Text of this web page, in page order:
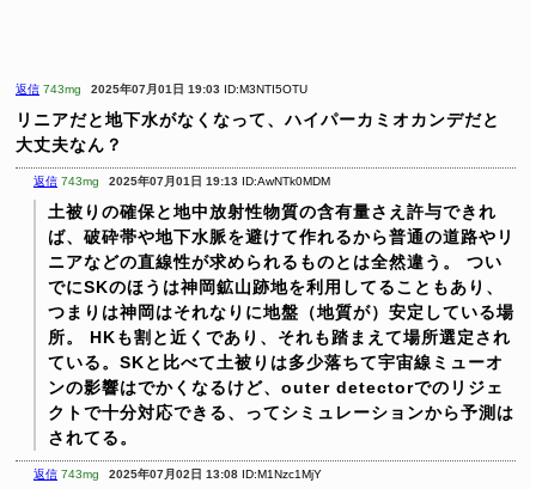
返信 743mg 2025年07月01日 19:03 ID:M3NTI5OTU
リニアだと地下水がなくなって、ハイパーカミオカンデだと
大丈夫なん？
返信 743mg 2025年07月01日 19:13 ID:AwNTk0MDM
土被りの確保と地中放射性物質の含有量さえ許与できれ
ば、破砕帯や地下水脈を避けて作れるから普通の道路やリ
ニアなどの直線性が求められるものとは全然違う。
つい
でにSKのほうは神岡鉱山跡地を利用してることもあり、
つまりは神岡はそれなりに地盤（地質が）安定している場
所。
HKも割と近くであり、それも踏まえて場所選定され
ている。SKと比べて土被りは多少落ちて宇宙線ミューオ
ンの影響はでかくなるけど、outer detectorでのリジェ
クトで十分対応できる、ってシミュレーションから予測は
されてる。
返信 743mg 2025年07月02日 13:08 ID:M1Nzc1MjY